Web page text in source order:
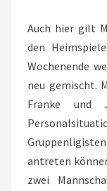
Auch hier gilt
den
Wochenende
neu gemischt.
Franke und
antreten
zwei